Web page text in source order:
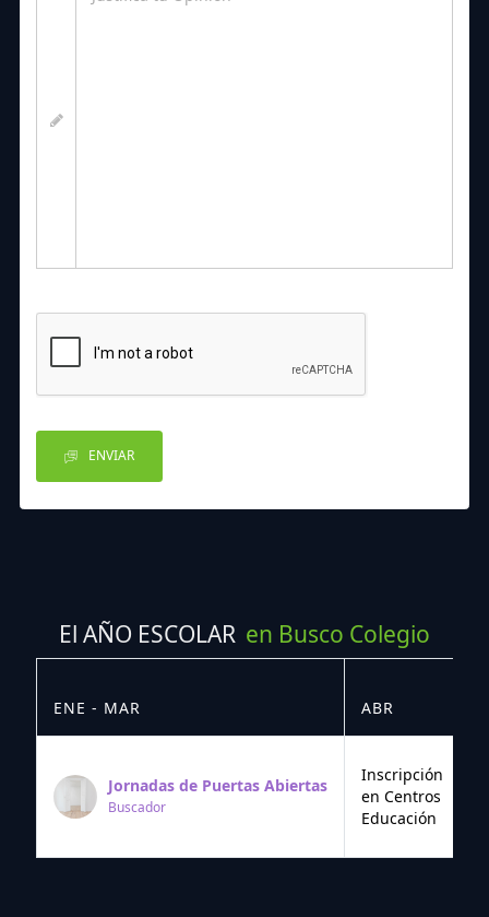
ENVIAR
El AÑO ESCOLAR en Busco Colegio
ENE - MAR ABR
Jornadas de Puertas Abiertas
Buscador
Inscripción
en Centros
Educación